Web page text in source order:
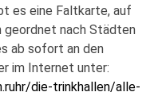
es eine Faltkarte, auf
geordnet nach Städten
ab sofort an den
im Internet unter:
die-trinkhallen/alle-